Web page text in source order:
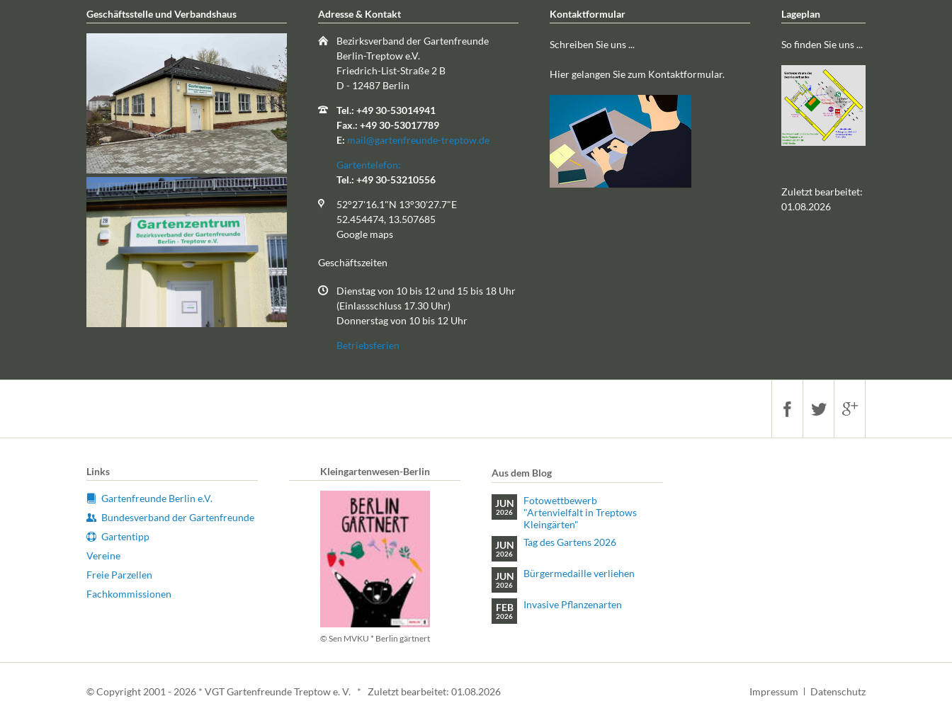
Geschäftsstelle und Verbandshaus Adresse & Kontakt
Bezirksverband der Gartenfreunde
Berlin-Treptow e.V.
Friedrich-List-Straße 2 B
D - 12487 Berlin
Tel.: +49 30-53014941
Fax.: +49 30-53017789
E: mail@gartenfreunde-treptow.de
Gartentelefon:
Tel.: +49 30-53210556
52°27'16.1"N 13°30'27.7"E
52.454474, 13.507685
Google maps
Geschäftszeiten
Dienstag von 10 bis 12 und 15 bis 18 Uhr
(Einlassschluss 17.30 Uhr)
Donnerstag von 10 bis 12 Uhr
Betriebsferien
Kontaktformular
Schreiben Sie uns ...
Hier gelangen Sie zum Kontaktformular.
Lageplan
So finden Sie uns ...
Zuletzt bearbeitet:
01.08.2026
Links
Gartenfreunde Berlin e.V.
Bundesverband der Gartenfreunde
Gartentipp
Vereine
Freie Parzellen
Fachkommissionen
Kleingartenwesen-Berlin
© Sen MVKU * Berlin gärtnert
Aus dem Blog
JUN
2026
Fotowettbewerb
"Artenvielfalt in Treptows
Kleingärten"
JUN
2026
Tag des Gartens 2026
JUN
2026
Bürgermedaille verliehen
FEB
2026
Invasive Pflanzenarten
© Copyright 2001 - 2026 * VGT Gartenfreunde Treptow e. V. * Zuletzt bearbeitet: 01.08.2026
Navigation
Impressum Datenschutz